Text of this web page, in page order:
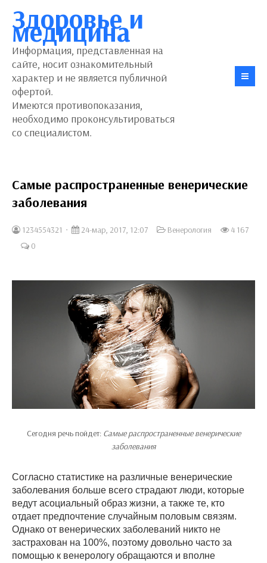
Здоровье и
медицина
Информация, представленная на
сайте, носит ознакомительный
характер и не является публичной
офертой.
Имеются противопоказания,
необходимо проконсультироваться
со специалистом.
Самые распространенные венерические
заболевания
1234554321 24-мар, 2017, 12:07 Венерология
4 167
0
Сегодня речь пойдет: Самые распространенные венерические
заболевания
Согласно статистике на различные венерические
заболевания больше всего страдают люди, которые
ведут асоциальный образ жизни, а также те, кто
отдает предпочтение случайным половым связям.
Однако от венерических заболеваний никто не
застрахован на 100%, поэтому довольно часто за
помощью к венерологу обращаются и вполне